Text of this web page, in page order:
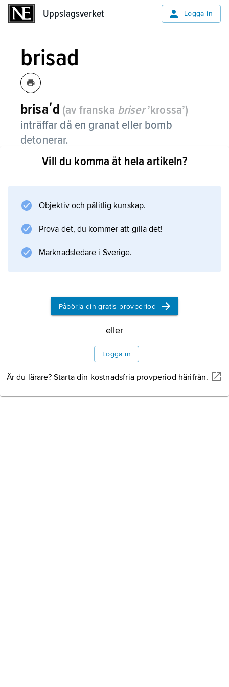
Uppslagsverket Logga in
brisad
brisaʹd (av franska briser’krossa’)
inträffar då en granat eller bomb
detonerar.
Olika slags brisader erhålls alltefter den
krevad
Vill du komma åt hela artikeln?
Objektiv och pålitlig kunskap.
Prova det, du kommer att gilla det!
Marknadsledare i Sverige.
Påbörja din gratis provperiod
eller
Logga in
Är du lärare? Starta din kostnadsfria provperiod härifrån.